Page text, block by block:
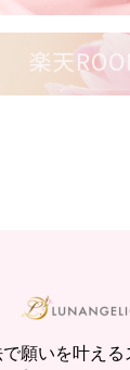
願いを叶え